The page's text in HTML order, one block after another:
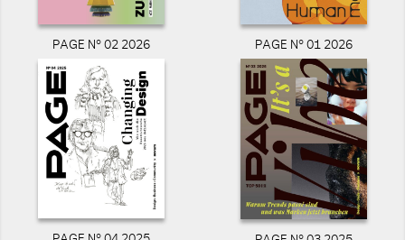
PAGE N° 02 2026 PAGE N° 01 2026